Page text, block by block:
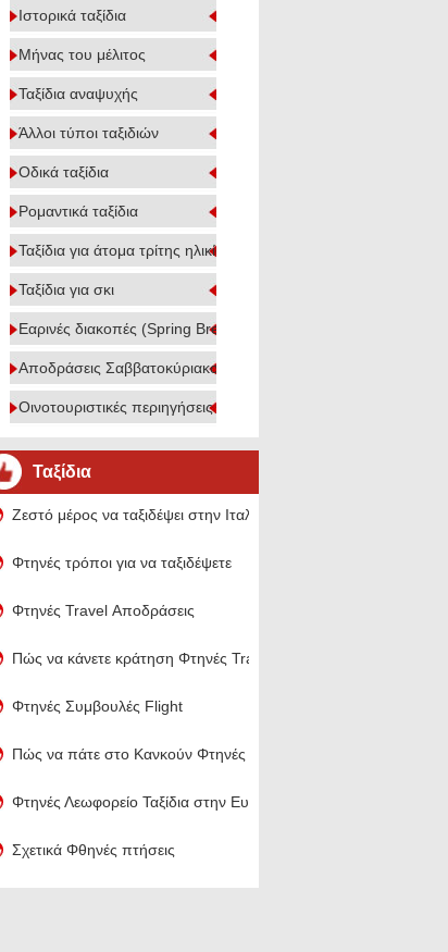
Ιστορικά ταξίδια
Μήνας του μέλιτος
Ταξίδια αναψυχής
Άλλοι τύποι ταξιδιών
Οδικά ταξίδια
Ρομαντικά ταξίδια
Ταξίδια για άτομα τρίτης ηλικίας
Ταξίδια για σκι
Εαρινές διακοπές (Spring Break)
Αποδράσεις Σαββατοκύριακου
Οινοτουριστικές περιηγήσεις
Ταξίδια
Ζεστό μέρος να ταξιδέψει στην Ιταλία τον Ιανουάριο
Φτηνές τρόποι για να ταξιδέψετε
Φτηνές Travel Αποδράσεις
Πώς να κάνετε κράτηση Φτηνές Travel
Φτηνές Συμβουλές Flight
Πώς να πάτε στο Κανκούν Φτηνές
Φτηνές Λεωφορείο Ταξίδια στην Ευρώπη
Σχετικά Φθηνές πτήσεις